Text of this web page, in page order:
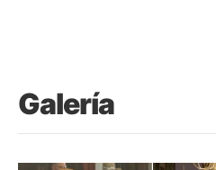
Galería